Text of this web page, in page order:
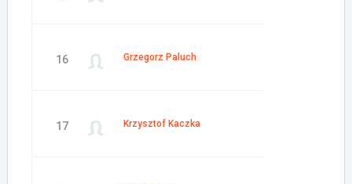
16 Grzegorz Paluch
17 Krzysztof Kaczka